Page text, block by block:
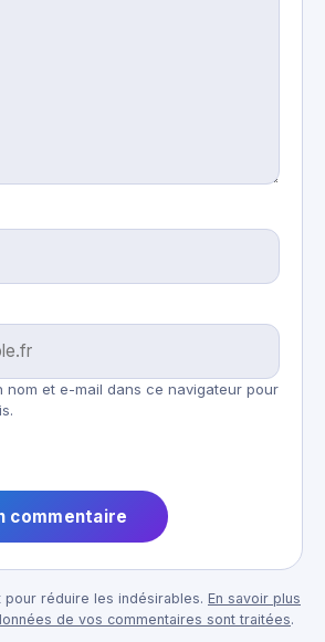
nom et e-mail dans ce navigateur pour
pour réduire les indésirables. En savoir plus
de vos commentaires sont traitées.